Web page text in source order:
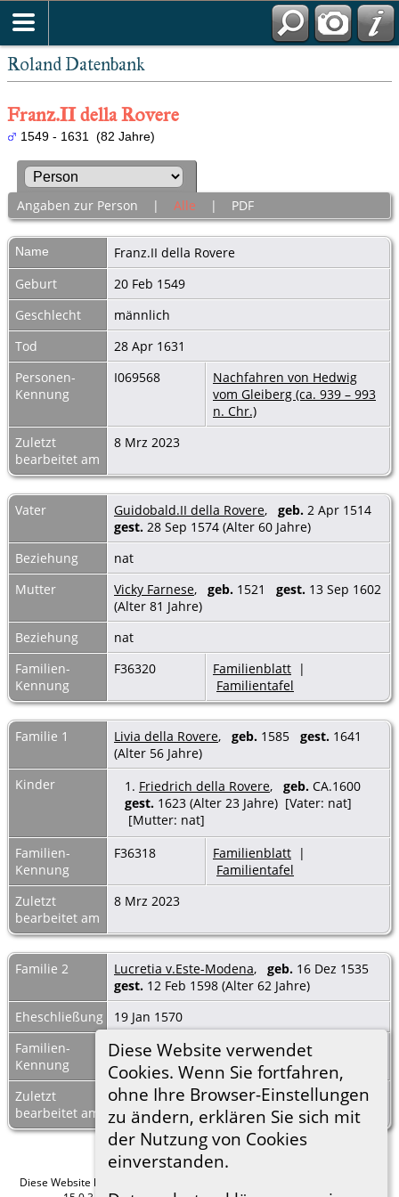
Roland Datenbank
Diese Website verwendet
Cookies. Wenn Sie fortfahren,
ohne Ihre Browser-Einstellungen
zu ändern, erklären Sie sich mit
der Nutzung von Cookies
einverstanden.
Franz.II della Rovere
1549 - 1631 (82 Jahre)
Angaben zur Person | Alle | PDF
Name Franz.II della Rovere
Geburt
20 Feb 1549
Geschlecht
männlich
Tod
28 Apr 1631
Personen-
Kennung
I069568
Nachfahren von Hedwig
vom Gleiberg (ca. 939 – 993
n. Chr.)
Zuletzt
bearbeitet am
8 Mrz 2023
Vater Guidobald.II della Rovere, geb. 2 Apr 1514
gest. 28 Sep 1574 (Alter 60 Jahre)
Beziehung
nat
Mutter
Vicky Farnese, geb. 1521 gest. 13 Sep 1602
(Alter 81 Jahre)
Beziehung
nat
Familien-
Kennung
F36320 Familienblatt |
Familientafel
Familie 1 Livia della Rovere, geb. 1585 gest. 1641
(Alter 56 Jahre)
Kinder
1. Friedrich della Rovere, geb. CA.1600
gest. 1623 (Alter 23 Jahre) [Vater: nat]
[Mutter: nat]
Familien-
Kennung
F36318 Familienblatt |
Familientafel
Zuletzt
bearbeitet am
8 Mrz 2023
Familie 2 Lucretia v.Este-Modena, geb. 16 Dez 1535
gest. 12 Feb 1598 (Alter 62 Jahre)
Eheschließung
19 Jan 1570
Familien-
Kennung
F41176 Familienblatt|
Familientafel
Zuletzt
bearbeitet am
8 Mrz 2023
Diese Website läuft mit